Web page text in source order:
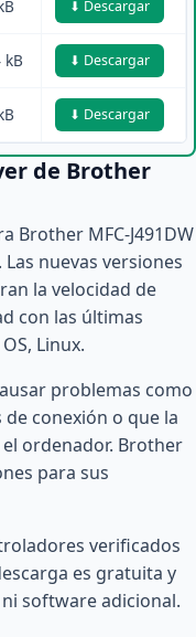
⬇ Descargar
kB ⬇ Descargar
⬇ Descargar
de Brother
Brother MFC-J491DW
nuevas versiones
la velocidad de
con las últimas
Linux.
problemas como
conexión o que la
ordenador. Brother
para sus
verificados
es gratuita y
software adicional.